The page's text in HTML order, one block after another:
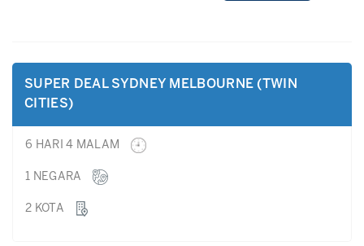
SUPER DEAL SYDNEY MELBOURNE (TWIN
CITIES)
6 HARI 4 MALAM
1 NEGARA
2 KOTA